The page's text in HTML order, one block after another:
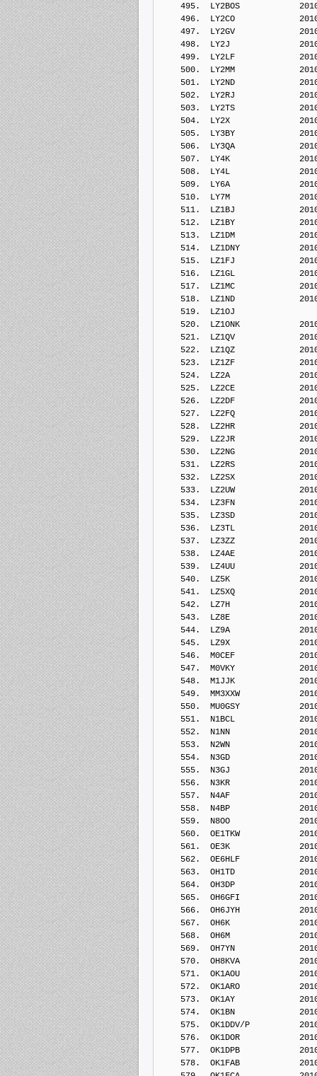
495.  LY2BOS
496.  LY2CO
497.  LY2GV
498.  LY2J
499.  LY2LF
500.  LY2MM
501.  LY2ND
502.  LY2RJ
503.  LY2TS
504.  LY2X
505.  LY3BY
506.  LY3QA
507.  LY4K
508.  LY4L
509.  LY6A
510.  LY7M
511.  LZ1BJ
512.  LZ1BY
513.  LZ1DM
514.  LZ1DNY
515.  LZ1FJ
516.  LZ1GL
517.  LZ1MC
518.  LZ1ND
519.  LZ1OJ
520.  LZ1ONK
521.  LZ1QV
522.  LZ1QZ
523.  LZ1ZF
524.  LZ2A
525.  LZ2CE
526.  LZ2DF
527.  LZ2FQ
528.  LZ2HR
529.  LZ2JR
530.  LZ2NG
531.  LZ2RS
532.  LZ2SX
533.  LZ2UW
534.  LZ3FN
535.  LZ3SD
536.  LZ3TL
537.  LZ3ZZ
538.  LZ4AE
539.  LZ4UU
540.  LZ5K
541.  LZ5XQ
542.  LZ7H
543.  LZ8E
544.  LZ9A
545.  LZ9X
546.  M0CEF
547.  M0VKY
548.  M1JJK
549.  MM3XXW
550.  MU0GSY
551.  N1BCL
552.  N1NN
553.  N2WN
554.  N3GD
555.  N3GJ
556.  N3KR
557.  N4AF
558.  N4BP
559.  N8OO
560.  OE1TKW
561.  OE3K
562.  OE6HLF
563.  OH1TD
564.  OH3DP
565.  OH6GFI
566.  OH6JYH
567.  OH6K
568.  OH6M
569.  OH7YN
570.  OH8KVA
571.  OK1AOU
572.  OK1ARO
573.  OK1AY
574.  OK1BN
575.  OK1DDV/P
576.  OK1DOR
577.  OK1DPB
578.  OK1FAB